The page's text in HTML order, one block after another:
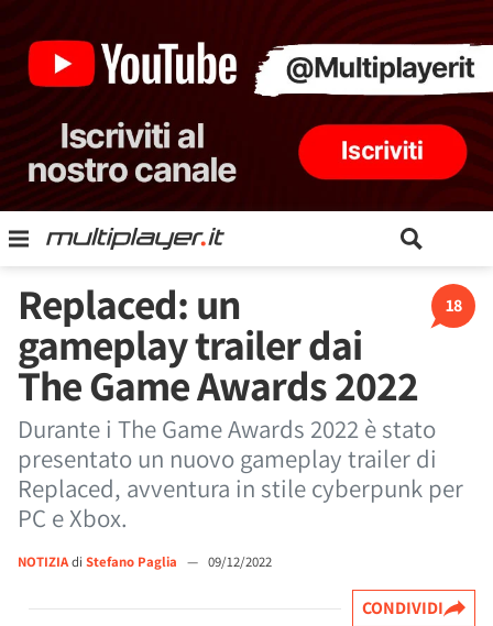
18
Replaced: un
gameplay trailer dai
The Game Awards 2022
Durante i The Game Awards 2022 è stato
presentato un nuovo gameplay trailer di
Replaced, avventura in stile cyberpunk per
PC e Xbox.
NOTIZIAdi Stefano Paglia — 09/12/2022
CONDIVIDI